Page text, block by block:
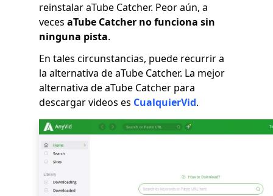
reinstalar aTube Catcher. Peor aún, a
veces aTube Catcher no funciona sin
ninguna pista.
En tales circunstancias, puede recurrir a
la alternativa de aTube Catcher. La mejor
alternativa de aTube Catcher para
descargar videos es CualquierVid.